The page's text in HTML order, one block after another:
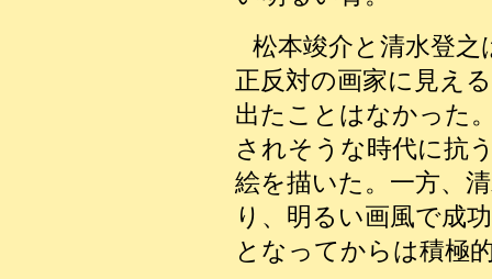
松本竣介と清水登
正反対の画家に見え
出たことはなかった
されそうな時代に抗
絵を描いた。一方、
り、明るい画風で成
となってからは積極